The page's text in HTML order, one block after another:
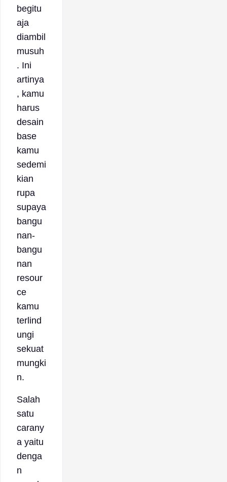
begitu
aja
diambil
musuh
. Ini
artinya
, kamu
harus
desain
base
kamu
sedemi
kian
rupa
supaya
bangu
nan-
bangu
nan
resour
ce
kamu
terlind
ungi
sekuat
mungki
n.
Salah
satu
carany
a yaitu
denga
n